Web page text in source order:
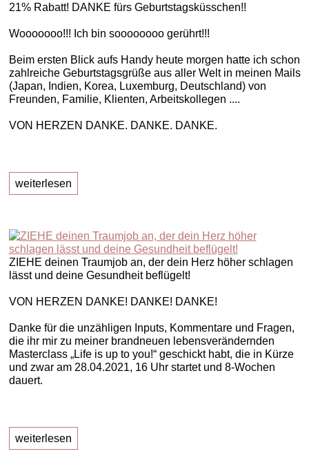
21% Rabatt! DANKE fürs Geburtstagsküsschen!!
Wooooooo!!! Ich bin soooooooo gerührt!!!
Beim ersten Blick aufs Handy heute morgen hatte ich schon
zahlreiche Geburtstagsgrüße aus aller Welt in meinen Mails
(Japan, Indien, Korea, Luxemburg, Deutschland) von
Freunden, Familie, Klienten, Arbeitskollegen ....
VON HERZEN DANKE. DANKE. DANKE.
weiterlesen
ZIEHE deinen Traumjob an, der dein Herz höher schlagen
lässt und deine Gesundheit beflügelt!
VON HERZEN DANKE! DANKE! DANKE!
Danke für die unzähligen Inputs, Kommentare und Fragen,
die ihr mir zu meiner brandneuen lebensverändernden
Masterclass „Life is up to you!“ geschickt habt, die in Kürze
und zwar am 28.04.2021, 16 Uhr startet und 8-Wochen
dauert.
weiterlesen